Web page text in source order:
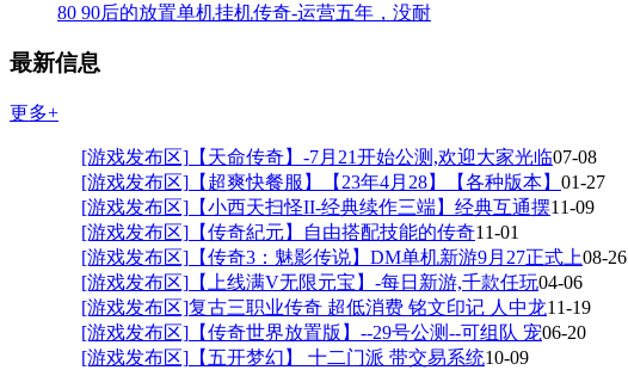
80 90后的放置单机挂机传奇-运营五年，没耐
最新信息
更多+
[游戏发布区] 【天命传奇】-7月21开始公测,欢迎大家光临07-08
[游戏发布区] 【超爽快餐服】【23年4月28】【各种版本】 01-27
[游戏发布区] 【小西天扫怪II-经典续作三端】经典互通摆11-09
[游戏发布区] 【传奇紀元】自由搭配技能的传奇11-01
[游戏发布区] 【传奇3：魅影传说】DM单机新游9月27正式上08-26
[游戏发布区] 【上线满V无限元宝】-每日新游,千款任玩04-06
[游戏发布区]复古三职业传奇 超低消费 铭文印记 人中龙11-19
[游戏发布区] 【传奇世界放置版】--29号公测--可组队 宠06-20
[游戏发布区] 【五开梦幻】 十二门派 带交易系统10-09